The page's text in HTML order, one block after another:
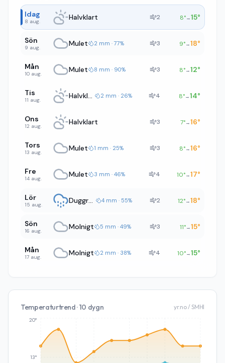
Idag
8 aug. Halvklart 2 8°→15°
Sön
9 aug. Mulet 2 mm · 77% 3 9°→18°
Mån
10 aug. Mulet 8 mm · 90% 3 8°→12°
Tis
11 aug. Halvklart 2 mm · 26% 4 8°→14°
Ons
12 aug. Halvklart 3 7°→16°
Tors
13 aug. Mulet 1 mm · 25% 3 8°→16°
Fre
14 aug. Mulet 3 mm · 46% 4 10°→17°
Lör
15 aug. Duggregn 4 mm · 55% 2 12°→18°
Sön
16 aug. Molnigt 5 mm · 49% 3 11°→15°
Mån
17 aug. Molnigt 2 mm · 38% 4 10°→15°
Temperaturtrend · 10 dygn yr.no / SMHI
13°
20°